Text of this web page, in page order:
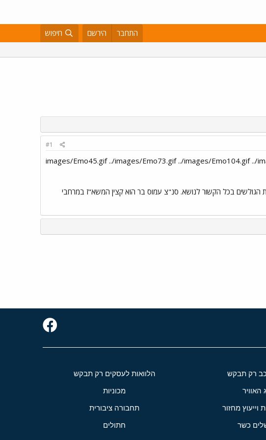
התחבר הירשם חיפוש
#1
19:00 עד 21:00 הוא יענה לשאלות הגולשים בכל הקשור לנושא. סנ"צ עמוס בר הוא קצין המשא"ז במרחבי
רק תבקש הלוואות לעסקים רק תבקש
האוויר מכוניות
וייעוץ מחזור תחבורה ציבורית
כשר חתולים